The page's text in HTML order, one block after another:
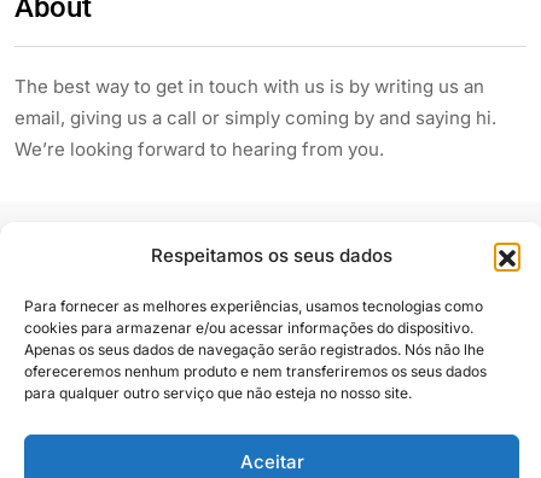
Respeitamos os seus dados
Para fornecer as melhores experiências, usamos tecnologias como
cookies para armazenar e/ou acessar informações do dispositivo.
Apenas os seus dados de navegação serão registrados. Nós não lhe
ofereceremos nenhum produto e nem transferiremos os seus dados
para qualquer outro serviço que não esteja no nosso site.
Aceitar
About
The best way to get in touch with us is by writing us an
email, giving us a call or simply coming by and saying hi.
We’re looking forward to hearing from you.
Siga e compartilhe